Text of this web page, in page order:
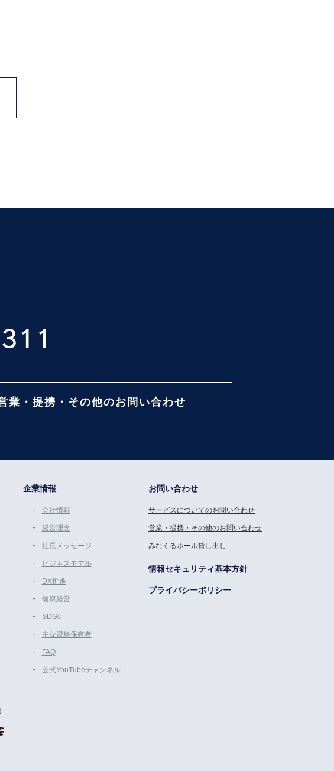
業・提携・その他のお問い合わせ
企業情報
会社情報
経営理念
社長メッセージ
ビジネスモデル
DX推進
健康経営
SDGs
主な資格保有者
FAQ
公式YouTubeチャンネル
お問い合わせ
サービスについてのお問い合わせ
営業・提携・その他のお問い合わせ
みなくるホール貸し出し
情報セキュリティ基本方針
プライバシーポリシー